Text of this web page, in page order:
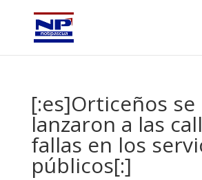
[:es]Orticeños se
lanzaron a las
fallas en los
públicos[:]